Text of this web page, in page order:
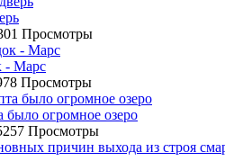
Просмотры
- Марс
Просмотры
было огромное озеро
Просмотры